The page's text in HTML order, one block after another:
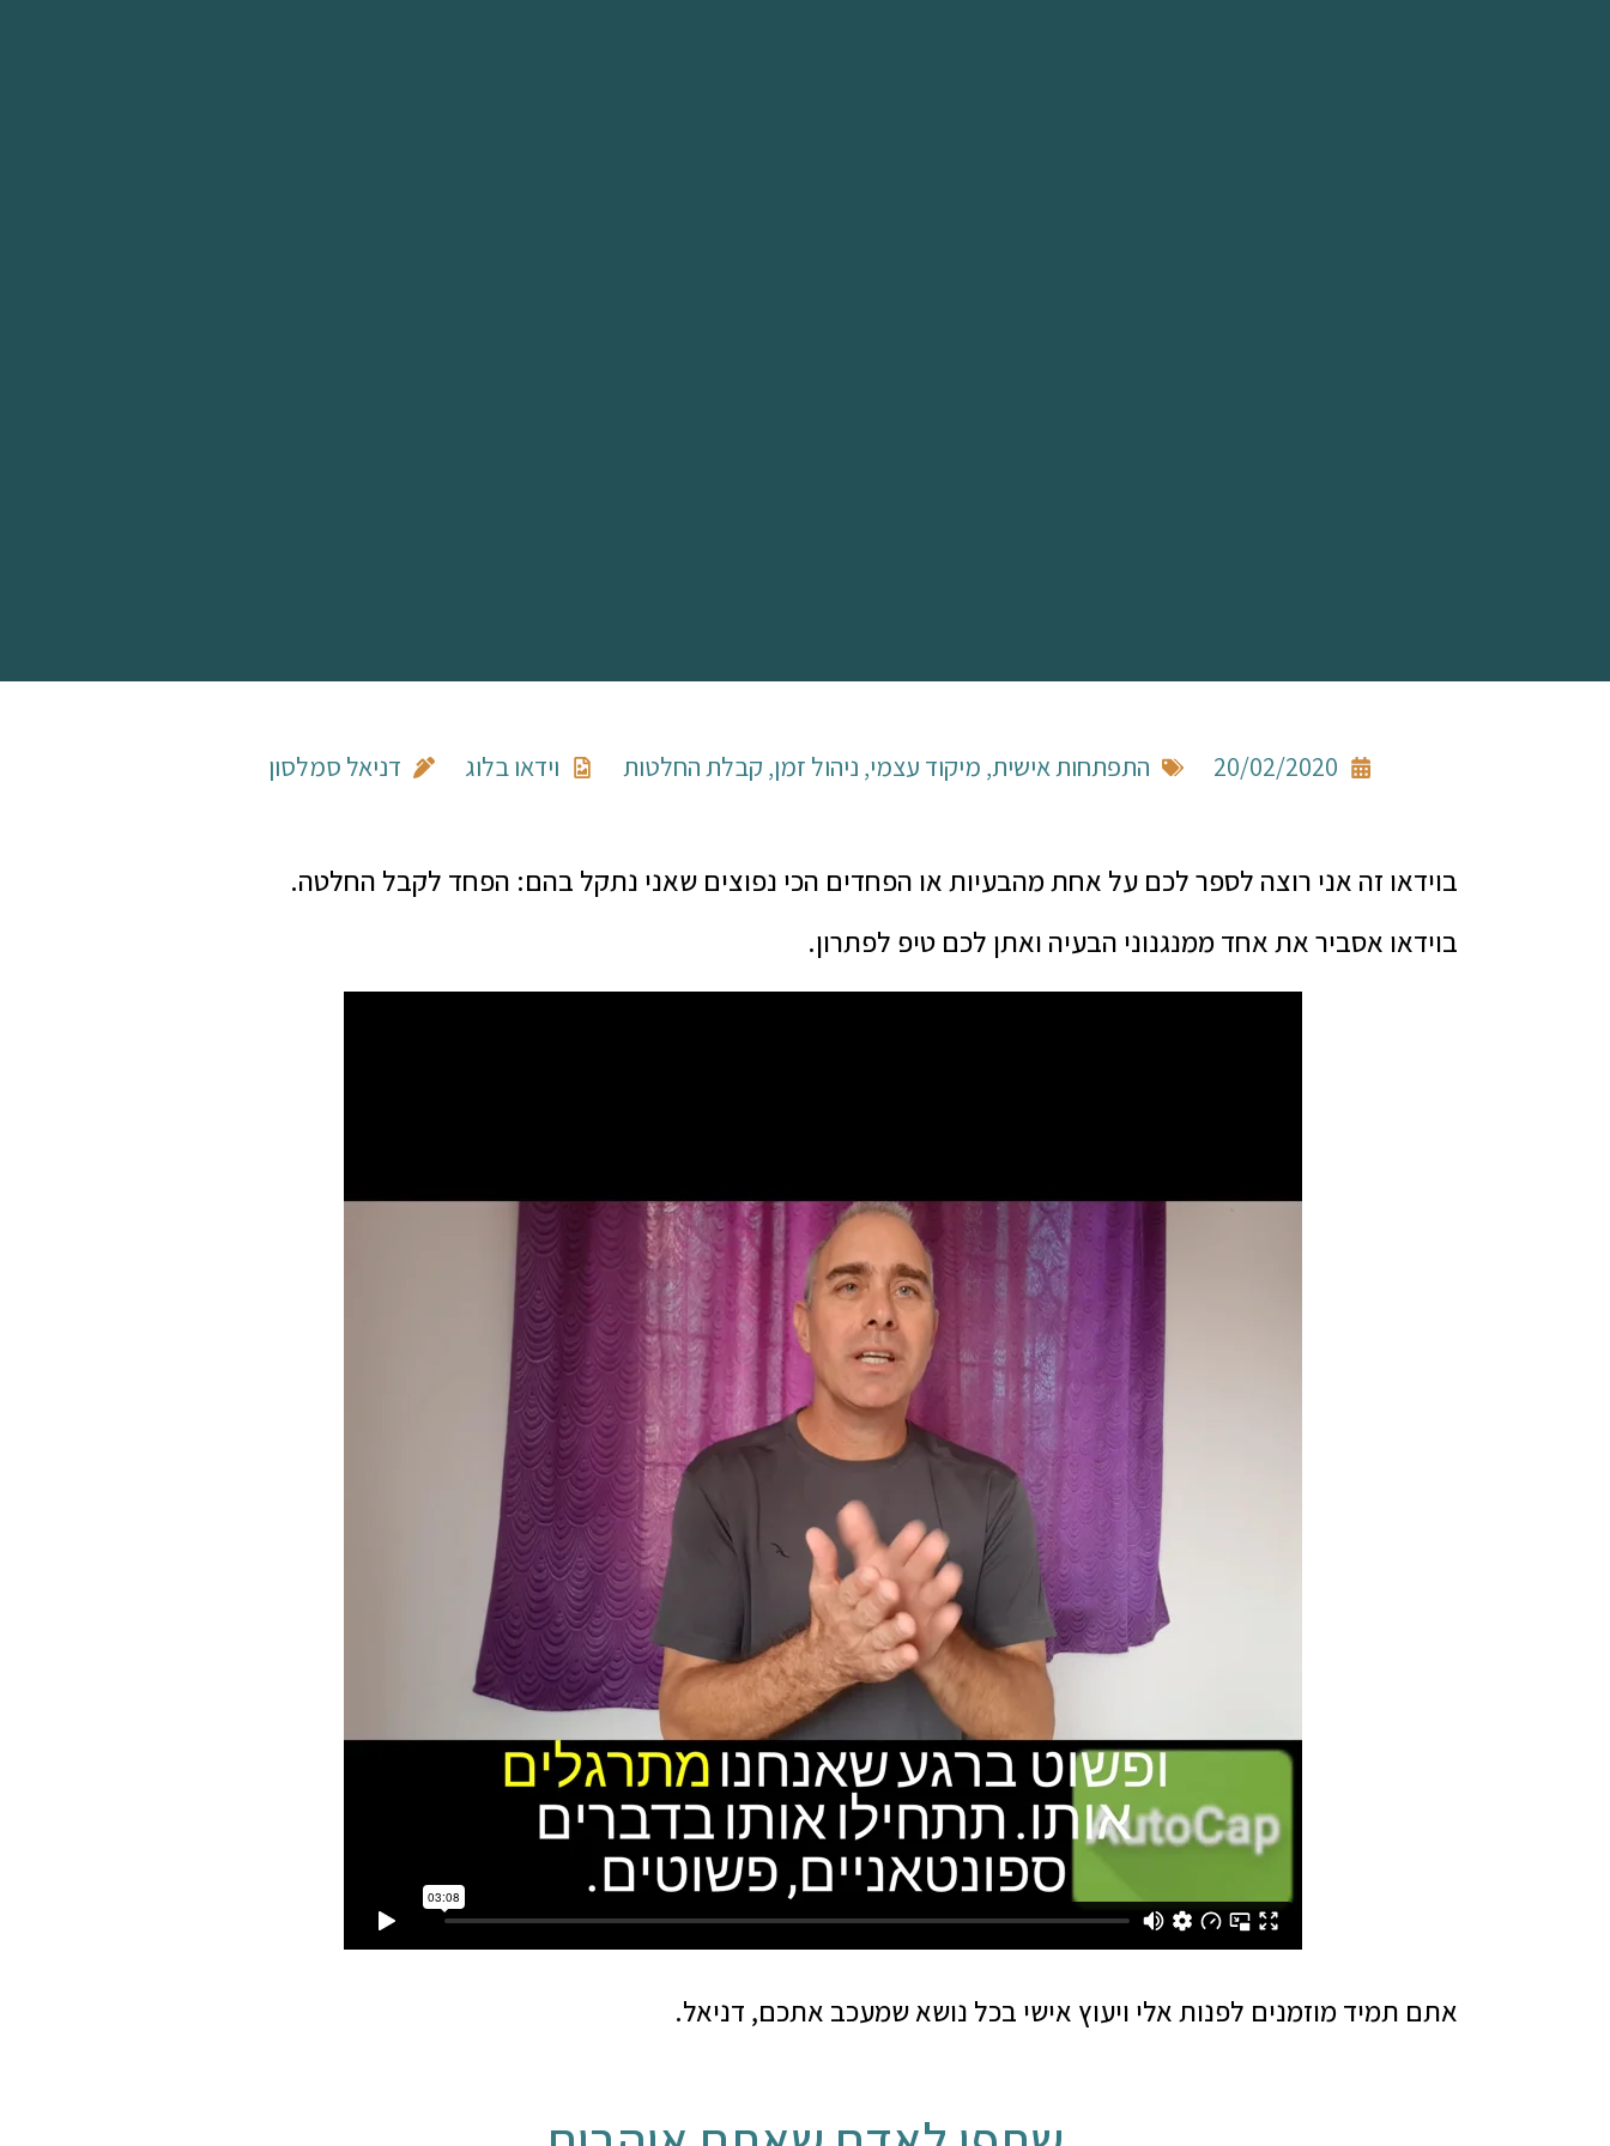
20/02/2020 התפתחות אישית, מיקוד עצמי, ניהול זמן, קבלת החלטות וידאו בלוג דניאל סמלסון
בוידאו זה אני רוצה לספר לכם על אחת מהבעיות או הפחדים הכי נפוצים שאני נתקל בהם: הפחד לקבל החלטה.
בוידאו אסביר את אחד ממנגנוני הבעיה ואתן לכם טיפ לפתרון.
אתם תמיד מוזמנים לפנות אלי ויעוץ אישי בכל נושא שמעכב אתכם, דניאל.